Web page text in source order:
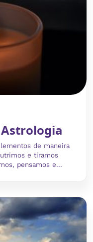
de maneira
e tiramos
pensamos e...